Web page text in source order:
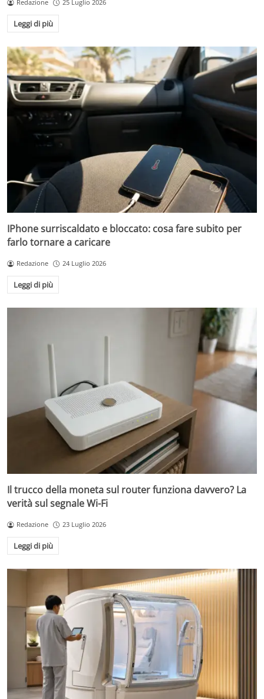
Redazione 25 Luglio 2026
Leggi di più
IPhone surriscaldato e bloccato: cosa fare subito per
farlo tornare a caricare
Redazione 24 Luglio 2026
Leggi di più
Il trucco della moneta sul router funziona davvero? La
verità sul segnale Wi-Fi
Redazione 23 Luglio 2026
Leggi di più